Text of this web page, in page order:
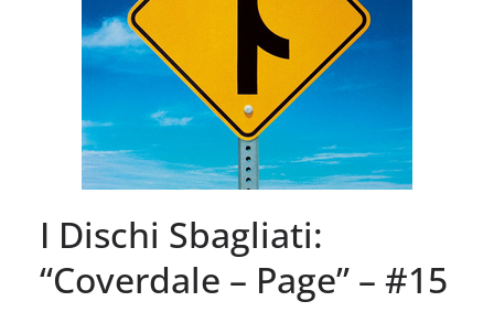
I Dischi Sbagliati:
“Coverdale – Page” – #15